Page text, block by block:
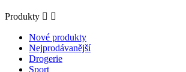
Produkty  
Nové produkty
Nejprodávanější
Drogerie
Sport